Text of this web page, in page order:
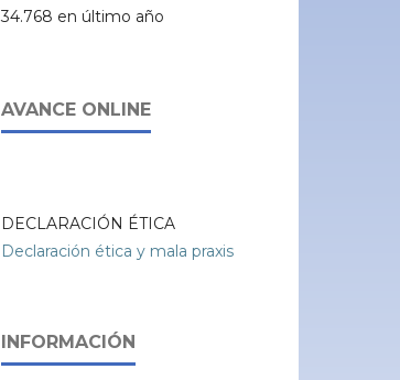
34.768 en último año
AVANCE ONLINE
DECLARACIÓN ÉTICA
Declaración ética y mala praxis
INFORMACIÓN